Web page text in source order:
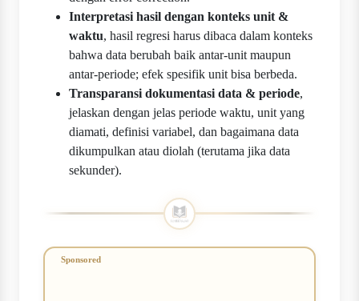
Interpretasi hasil dengan konteks unit &
waktu, hasil regresi harus dibaca dalam konteks
bahwa data berubah baik antar-unit maupun
antar-periode; efek spesifik unit bisa berbeda.
Transparansi dokumentasi data & periode,
jelaskan dengan jelas periode waktu, unit yang
diamati, definisi variabel, dan bagaimana data
dikumpulkan atau diolah (terutama jika data
sekunder).